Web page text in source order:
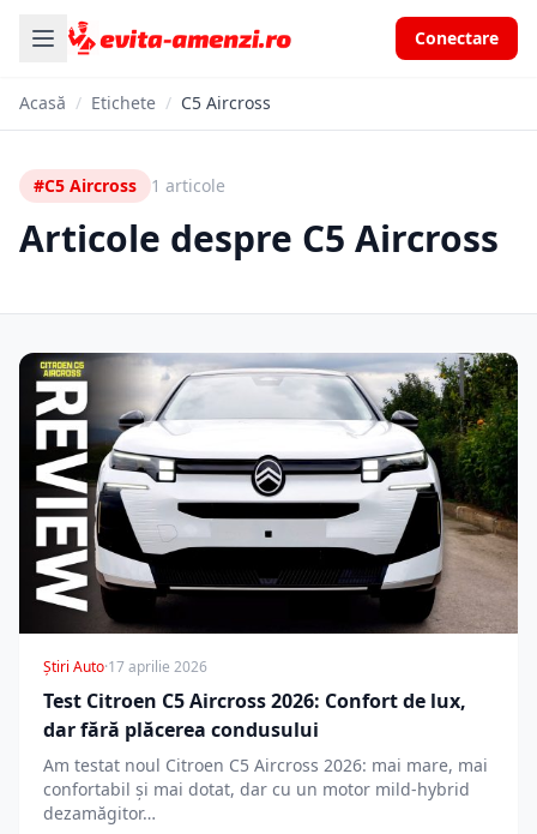
Conectare
Acasă / Etichete / C5 Aircross
#C5 Aircross 1 articole
Articole despre C5 Aircross
Știri Auto·17 aprilie 2026
Test Citroen C5 Aircross 2026: Confort de lux,
dar fără plăcerea condusului
Am testat noul Citroen C5 Aircross 2026: mai mare, mai
confortabil și mai dotat, dar cu un motor mild-hybrid
dezamăgitor…